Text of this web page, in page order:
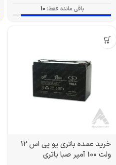
باقی مانده فقط: 10
خرید عمده باتری یو پی اس 12
ولت 100 آمپر صبا باتری